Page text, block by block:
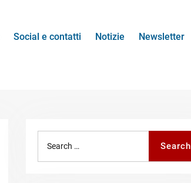
Social e contatti Notizie Newsletter
Search